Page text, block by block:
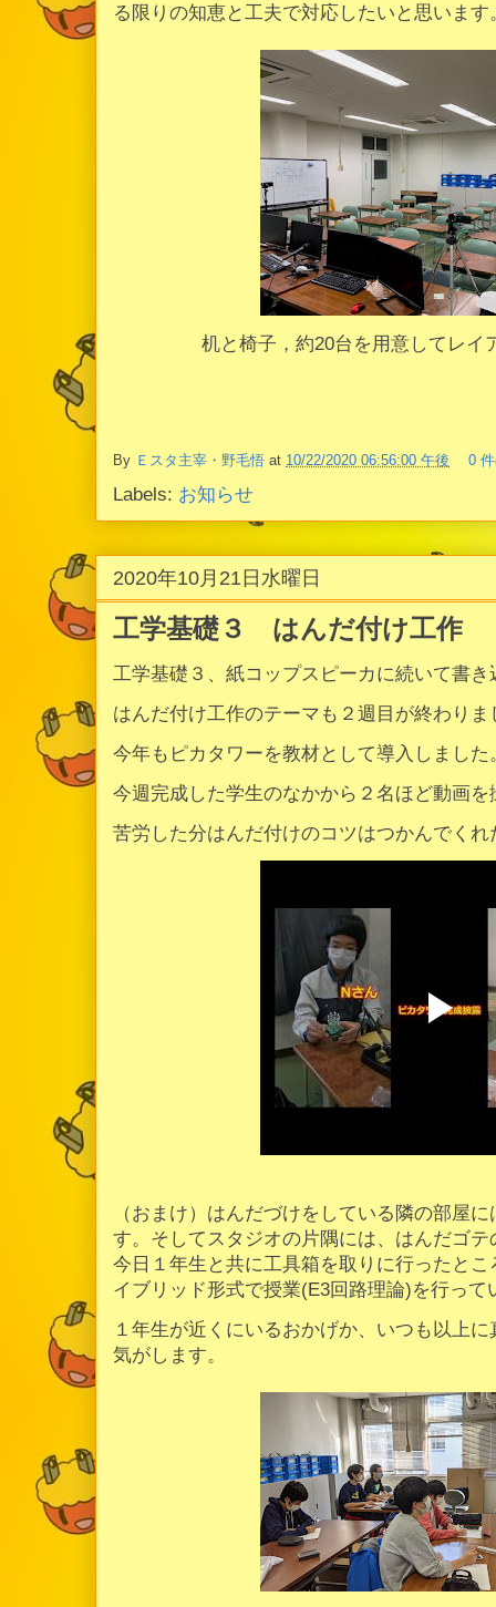
る限りの知恵と工夫で対応したいと思います
机と椅子，約20台を用意してレイ
By Ｅスタ主宰・野毛悟 at 10/22/2020 06:56:00 午後 0
Labels: お知らせ
2020年10月21日水曜日
工学基礎３ はんだ付け工作
工学基礎３、紙コップスピーカに続いて書き
はんだ付け工作のテーマも２週目が終わりま
今年もピカタワーを教材として導入しました
今週完成した学生のなかから２名ほど動画
苦労した分はんだ付けのコツはつかんでく
（おまけ）はんだづけをしている隣の部屋
す。そしてスタジオの片隅には、はんだゴ
今日１年生と共に工具箱を取りに行ったと
イブリッド形式で授業(E3回路理論)を行って
１年生が近くにいるおかげか、いつも以上
気がします。